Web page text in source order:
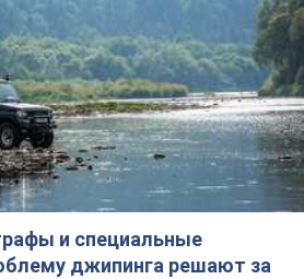
и специальные
джипинга решают за